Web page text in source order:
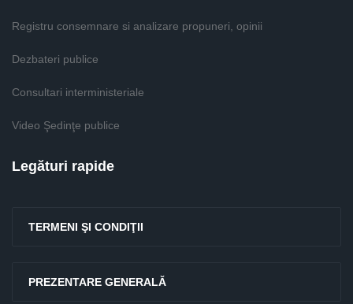
Registru consemnare si analizare propuneri, opinii
Dezbateri publice
Consultari interministeriale
Video Şedinţe publice
Legături rapide
TERMENI ŞI CONDIŢII
PREZENTARE GENERALĂ